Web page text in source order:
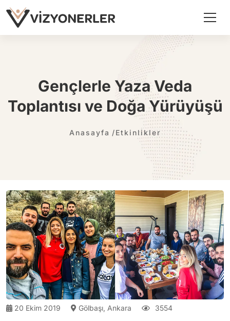
Gençlerle Yaza Veda
Toplantısı ve Doğa Yürüyüşü
Anasayfa Etkinlikler
20 Ekim 2019 Gölbaşı, Ankara 3554